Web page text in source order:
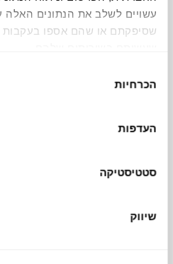
עשויים לשלב את הנתונים
שסיפקתם או שהם אספו בעקבות
הסכמה
הכרחיות
העדפות
סטטיסטיקה
שיווק
ספריה KONA 3X6